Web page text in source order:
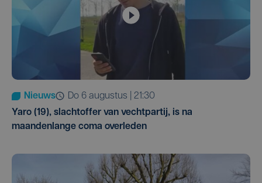
Nieuws
do 6 augustus | 21:30
Yaro (19), slachtoffer van vechtpartij, is na
maandenlange coma overleden